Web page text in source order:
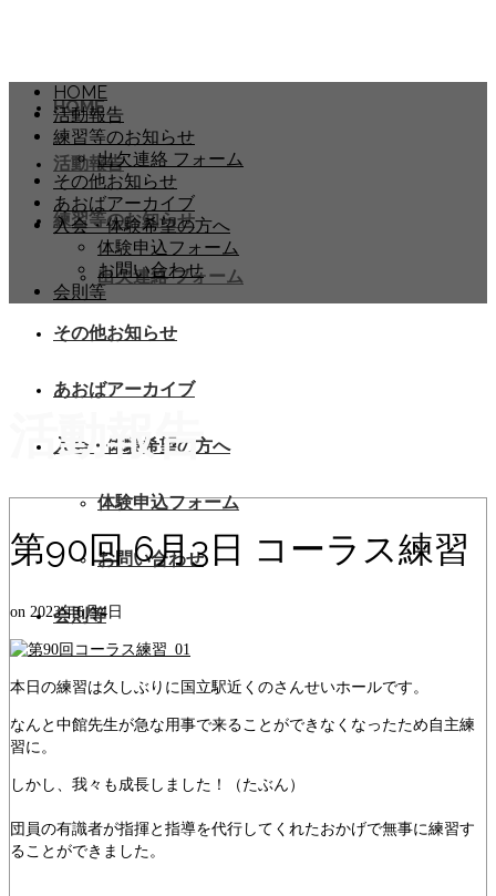
HOME
活動報告
練習等のお知らせ
出欠連絡 フォーム
その他お知らせ
あおばアーカイブ
入会・体験希望の方へ
体験申込フォーム
お問い合わせ
会則等
HOME
活動報告
練習等のお知らせ
出欠連絡 フォーム
その他お知らせ
あおばアーカイブ
入会・体験希望の方へ
体験申込フォーム
お問い合わせ
会則等
活動報告
第90回 6月3日 コーラス練習
on 2023年6月4日
本日の練習は久しぶりに国立駅近くのさんせいホールです。
なんと中館先生が急な用事で来ることができなくなったため自主練
習に。
しかし、我々も成長しました！（たぶん）
団員の有識者が指揮と指導を代行してくれたおかげで無事に練習す
ることができました。